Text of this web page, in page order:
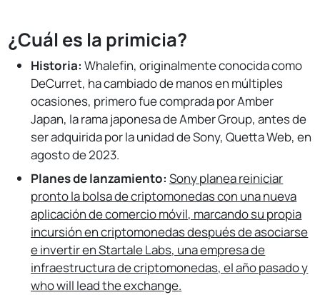
¿Cuál es la primicia?
Historia: Whalefin, originalmente conocida como
DeCurret, ha cambiado de manos en múltiples
ocasiones, primero fue comprada por Amber
Japan, la rama japonesa de Amber Group, antes de
ser adquirida por la unidad de Sony, Quetta Web, en
agosto de 2023.
Planes de lanzamiento: Sony planea reiniciar
pronto la bolsa de criptomonedas con una nueva
aplicación de comercio móvil, marcando su propia
incursión en criptomonedas después de asociarse
e invertir en Startale Labs, una empresa de
infraestructura de criptomonedas, el año pasado y
who will lead the exchange.